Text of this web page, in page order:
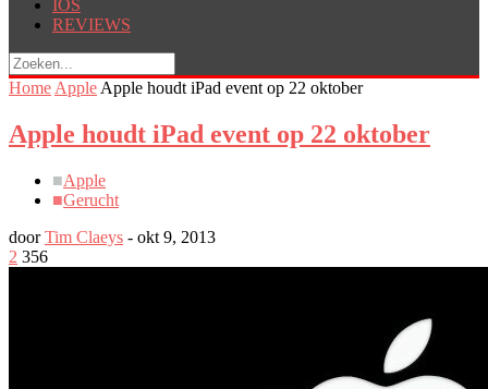
IOS
REVIEWS
Home Apple Apple houdt iPad event op 22 oktober
Apple houdt iPad event op 22 oktober
■Apple
■Gerucht
doorTim Claeys - okt 9, 2013
2 356